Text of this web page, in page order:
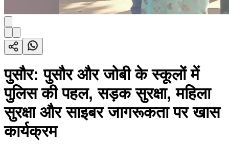
पुसौर: पुसौर और जोबी के स्कूलों में
पुलिस की पहल, सड़क सुरक्षा, महिला
सुरक्षा और साइबर जागरूकता पर खास
कार्यक्रम